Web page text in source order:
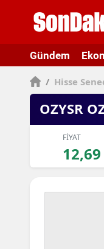
Gündem
/ Hisse
OZYSR
FİYAT
12,69